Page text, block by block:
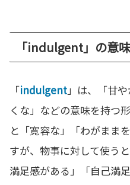
「indulgent」の意
「indulgent」は、「甘
くな」などの意味を持つ
と「寛容な」「わがまま
すが、物事に対して使う
満足感がある」「自己満